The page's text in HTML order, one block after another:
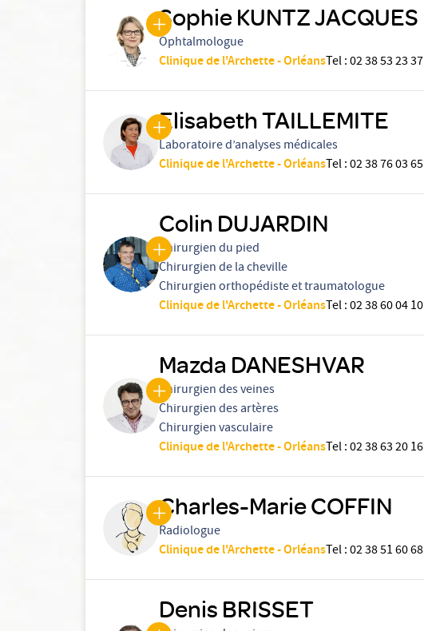
Sophie KUNTZ JACQUES
Ophtalmologue
Clinique de l'Archette - OrléansTel:02 38 53 23 37
Elisabeth TAILLEMITE
Laboratoire d’analyses médicales
Clinique de l'Archette - OrléansTel:02 38 76 03 65
Colin DUJARDIN
Chirurgien du pied
Chirurgien de la cheville
Chirurgien orthopédiste et traumatologue
Clinique de l'Archette - OrléansTel:02 38 60 04 10
Mazda DANESHVAR
Chirurgien des veines
Chirurgien des artères
Chirurgien vasculaire
Clinique de l'Archette - OrléansTel:02 38 63 20 16
Charles-Marie COFFIN
Radiologue
Clinique de l'Archette - OrléansTel:02 38 51 60 68
Denis BRISSET